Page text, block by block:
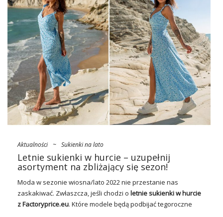
Aktualności ~ Sukienki na lato
Letnie sukienki w hurcie – uzupełnij
asortyment na zbliżający się sezon!
Moda w sezonie wiosna/lato 2022 nie przestanie nas
zaskakiwać. Zwłaszcza, jeśli chodzi o letnie sukienki w hurcie
zFactoryprice.eu. Które modele będą podbijać tegoroczne